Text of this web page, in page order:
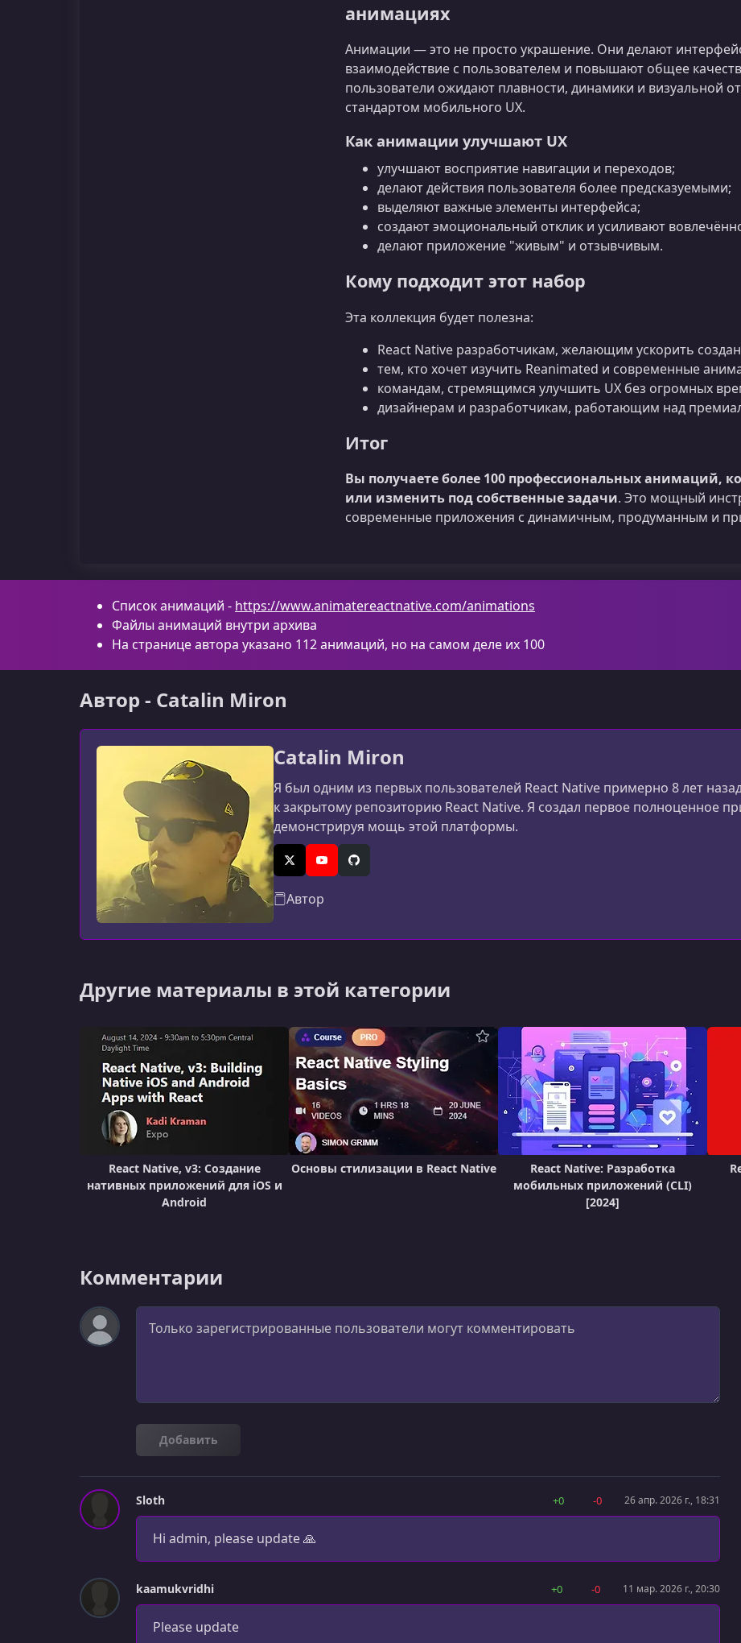
анимациях
Анимации — это не просто украшение. Они делают
взаимодействие с пользователем и повышают общее
пользователи ожидают плавности, динамики и визуальной
стандартом мобильного UX.
Как анимации улучшают UX
улучшают восприятие навигации и переходов;
делают действия пользователя более предсказуемыми;
выделяют важные элементы интерфейса;
создают эмоциональный отклик и усиливают
делают приложение "живым" и отзывчивым.
Кому подходит этот набор
Эта коллекция будет полезна:
React Native разработчикам, желающим ускорить
тем, кто хочет изучить Reanimated и современные
командам, стремящимся улучшить UX без огромных
дизайнерам и разработчикам, работающим над
Итог
Вы получаете более 100 профессиональных анимаций,
или изменить под собственные задачи. Это мощный
современные приложения с динамичным, продуманным и
Список анимаций - https://www.animatereactnative.com/animations
Файлы анимаций внутри архива
На странице автора указано 112 анимаций, но на самом деле их 100
Автор - Catalin Miron
Catalin Miron
Я был одним из первых пользователей React Native примерно 8 лет
к закрытому репозиторию React Native. Я создал первое полноценное
демонстрируя мощь этой платформы.
X (Twitter)YouTubeGitHub
Автор
Другие материалы в этой категории
React Native, v3: Создание
нативных приложений для iOS и
Android
Основы стилизации в React Native
React Native: Разработка
мобильных приложений (CLI)
[2024]
Комментарии
Комментарий
Добавить
Sloth +0 -0 26 апр. 2026 г., 18:31
Hi admin, please update 🙏
kaamukvridhi +0 -0 11 мар. 2026 г., 20:30
Please update